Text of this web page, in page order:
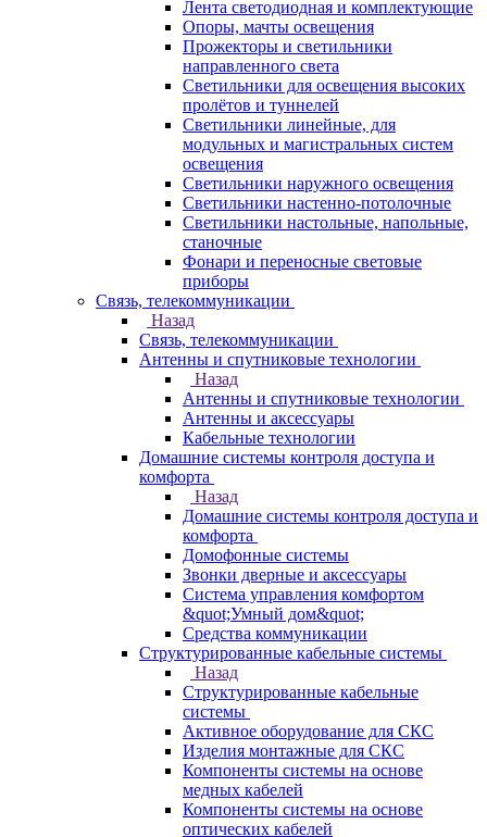
Лента светодиодная и комплектующие
Опоры, мачты освещения
Прожекторы и светильники
направленного света
Светильники для освещения высоких
пролётов и туннелей
Светильники линейные, для
модульных и магистральных систем
освещения
Светильники наружного освещения
Светильники настенно-потолочные
Светильники настольные, напольные,
станочные
Фонари и переносные световые
приборы
Связь, телекоммуникации
Назад
Связь, телекоммуникации
Антенны и спутниковые технологии
Назад
Антенны и спутниковые технологии
Антенны и аксессуары
Кабельные технологии
Домашние системы контроля доступа и
комфорта
Назад
Домашние системы контроля доступа и
комфорта
Домофонные системы
Звонки дверные и аксессуары
Система управления комфортом
&quot;Умный дом&quot;
Средства коммуникации
Структурированные кабельные системы
Назад
Структурированные кабельные
системы
Активное оборудование для СКС
Изделия монтажные для СКС
Компоненты системы на основе
медных кабелей
Компоненты системы на основе
оптических кабелей